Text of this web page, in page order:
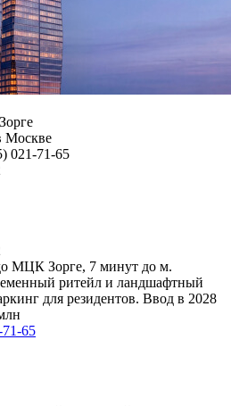
Москве
021-71-65
МЦК Зорге, 7 минут до м.
ритейл и ландшафтный
для резидентов. Ввод в 2028
65